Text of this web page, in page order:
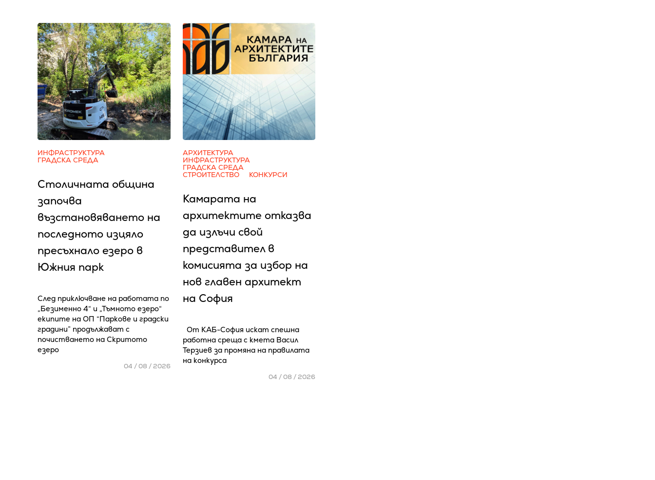
ИНФРАСТРУКТУРА
ГРАДСКА СРЕДА
Столичната община
започва
възстановяването на
последното изцяло
пресъхнало езеро в
Южния парк
След приключване на работата по
„Безименно 4“ и „Тъмното езеро“
екипите на ОП “Паркове и градски
градини” продължават с
почистването на Скритото
езеро
04 / 08 / 2026
АРХИТЕКТУРА
ИНФРАСТРУКТУРА
ГРАДСКА СРЕДА
СТРОИТЕЛСТВО
КОНКУРСИ
Камарата на
архитектите отказва
да излъчи свой
представител в
комисията за избор на
нов главен архитект
на София
От КАБ-София искат спешна
работна среща с кмета Васил
Терзиев за промяна на правилата
на конкурса
04 / 08 / 2026